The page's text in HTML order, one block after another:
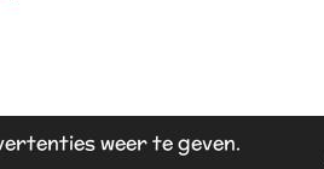
weer te geven.